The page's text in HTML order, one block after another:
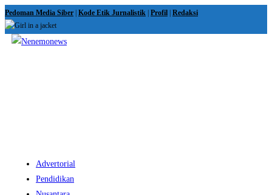
Skip
to
content
Pedoman Media Siber Kode Etik Jurnalistik Profil Redaksi
Advertorial
Pendidikan